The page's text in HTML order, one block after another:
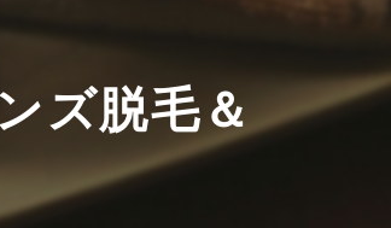
ズ脱毛＆